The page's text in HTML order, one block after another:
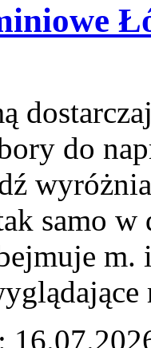
do
samo w
m.